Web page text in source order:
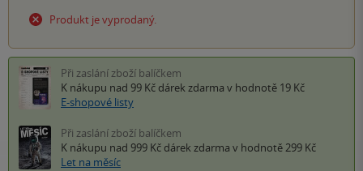
Produkt je vyprodaný.
Při zaslání zboží balíčkem
K nákupu nad 99 Kč dárek zdarma v hodnotě 19 Kč
E-shopové listy
Při zaslání zboží balíčkem
K nákupu nad 999 Kč dárek zdarma v hodnotě 299 Kč
Let na měsíc